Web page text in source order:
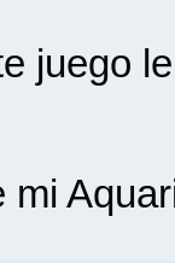
juego
mi